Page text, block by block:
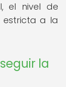
el nivel de
a la
la